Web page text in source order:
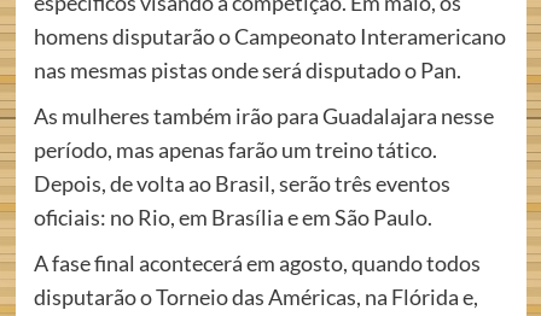
homens disputarão o Campeonato Interamericano
nas mesmas pistas onde será disputado o Pan.
As mulheres também irão para Guadalajara nesse
período, mas apenas farão um treino tático.
Depois, de volta ao Brasil, serão três eventos
oficiais: no Rio, em Brasília e em São Paulo.
A fase final acontecerá em agosto, quando todos
disputarão o Torneio das Américas, na Flórida e,